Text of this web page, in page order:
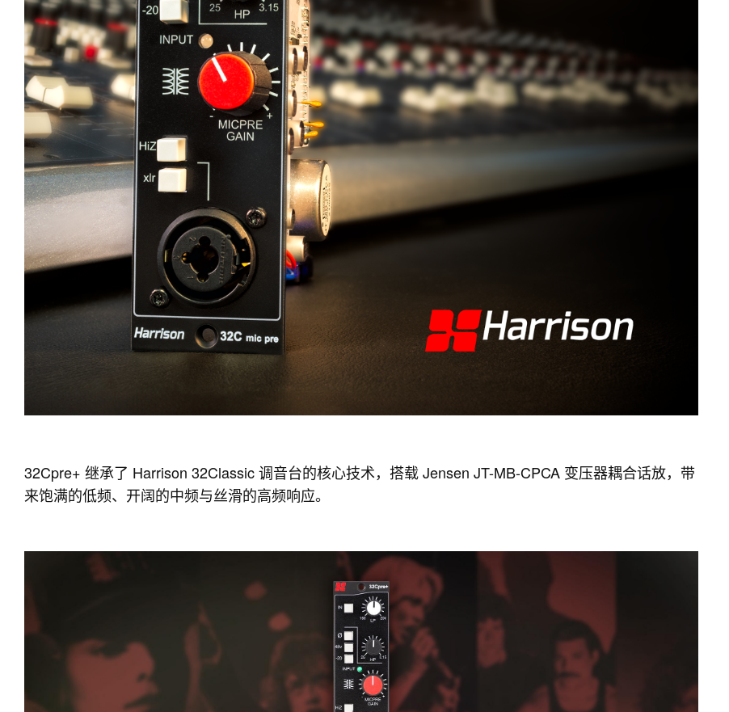
32Cpre+ 继承了 Harrison 32Classic 调音台的核心技术，搭载 Jensen JT-MB-CPCA 变压器耦合话放，带
来饱满的低频、开阔的中频与丝滑的高频响应。